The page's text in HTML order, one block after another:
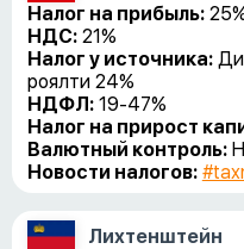
Налог на прибыль:
НДС:21%
Налог у источника:
роялти 24%
НДФЛ:19-47%
Налог на прирост
Валютный контроль:
Новости налогов:
Лихтенштейн